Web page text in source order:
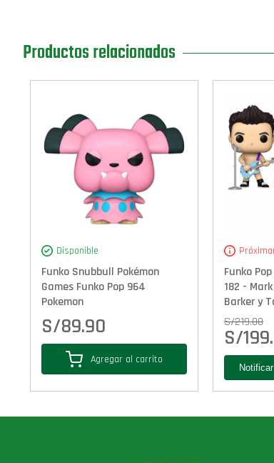
Productos relacionados
Disponible
Funko Snubbull Pokémon
Games Funko Pop 964
Pokemon
S/89.90
Agregar al carrito
Funko
182 -
Barker y
S/219.00
S/